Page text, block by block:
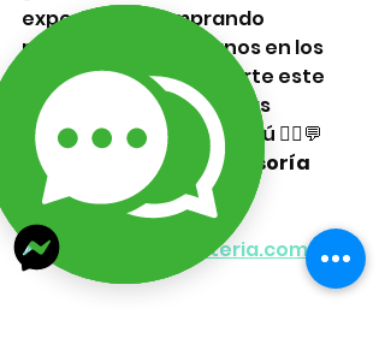
experiencia comprando
materiales? Cuéntanos en los
comentarios y comparte este
blog para ayudar a otras
emprendedoras como tú 🙋‍♀️💬
✅ Compra segura, asesoría
personalizada y envío
garantizado en:👉
www.lizarragabisuteria.com